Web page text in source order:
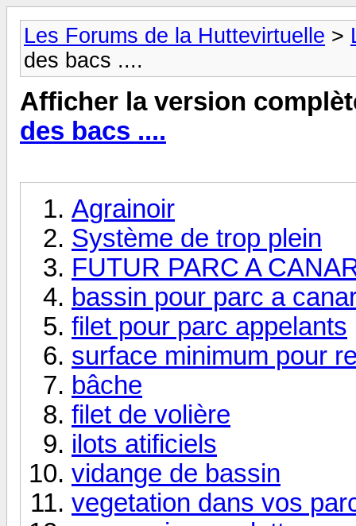
Les Forums de la Huttevirtuelle >
des bacs ....
Afficher la version
des bacs ....
Agrainoir
Système de trop plein
FUTUR PARC A
bassin pour parc a
filet pour parc appelants
surface minimum pour
bâche
filet de volière
ilots atificiels
vidange de bassin
vegetation dans vos